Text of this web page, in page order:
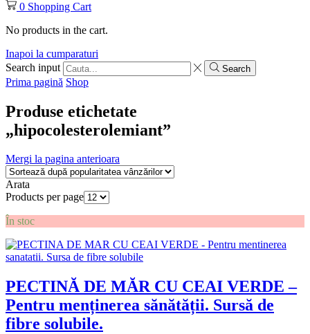
0 Shopping Cart
No products in the cart.
Inapoi la cumparaturi
Search input
Search
Prima pagină Shop
Produse etichetate
„hipocolesterolemiant”
Mergi la pagina anterioara
Arata
Products per page
În stoc
PECTINĂ DE MĂR CU CEAI VERDE –
Pentru menținerea sănătății. Sursă de
fibre solubile.